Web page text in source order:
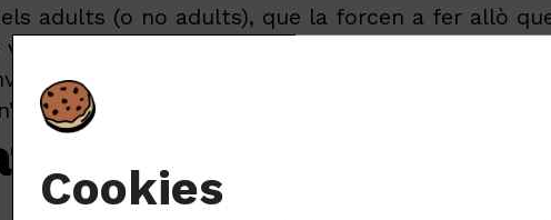
Cookies
adults (o no adults), que la forcen a fer allò
veuen reflectits en aquest i molts altres contes
o ens resultin estranys”, aquests ajuden a
i identifiquen i aborden des d’un lloc compartit
sobre el paper de